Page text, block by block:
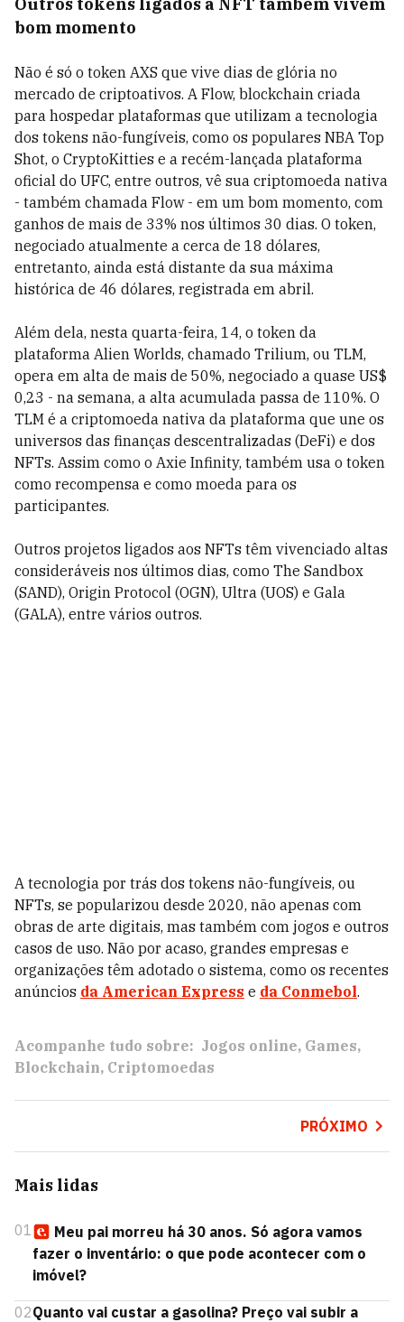
bom momento
Não é só o token AXS que vive dias de glória no
mercado de criptoativos. A Flow, blockchain criada
para hospedar plataformas que utilizam a tecnologia
dos tokens não-fungíveis, como os populares NBA Top
Shot, o CryptoKitties e a recém-lançada plataforma
oficial do UFC, entre outros, vê sua criptomoeda nativa
- também chamada Flow - em um bom momento, com
ganhos de mais de 33% nos últimos 30 dias. O token,
negociado atualmente a cerca de 18 dólares,
entretanto, ainda está distante da sua máxima
histórica de 46 dólares, registrada em abril.
Além dela, nesta quarta-feira, 14, o token da
plataforma Alien Worlds, chamado Trilium, ou TLM,
opera em alta de mais de 50%, negociado a quase US$
0,23 - na semana, a alta acumulada passa de 110%. O
TLM é a criptomoeda nativa da plataforma que une os
universos das finanças descentralizadas (DeFi) e dos
NFTs. Assim como o Axie Infinity, também usa o token
como recompensa e como moeda para os
participantes.
Outros projetos ligados aos NFTs têm vivenciado altas
consideráveis nos últimos dias, como The Sandbox
(SAND), Origin Protocol (OGN), Ultra (UOS) e Gala
(GALA), entre vários outros.
A tecnologia por trás dos tokens não-fungíveis, ou
NFTs, se popularizou desde 2020, não apenas com
obras de arte digitais, mas também com jogos e outros
casos de uso. Não por acaso, grandes empresas e
organizações têm adotado o sistema, como os recentes
anúncios da American Express e da Conmebol.
Acompanhe tudo sobre: Jogos online Games
Blockchain Criptomoedas
PRÓXIMO
Mais lidas
01
Meu pai morreu há 30 anos. Só agora vamos
fazer o inventário: o que pode acontecer com o
imóvel?
02Quanto vai custar a gasolina? Preço vai subir a